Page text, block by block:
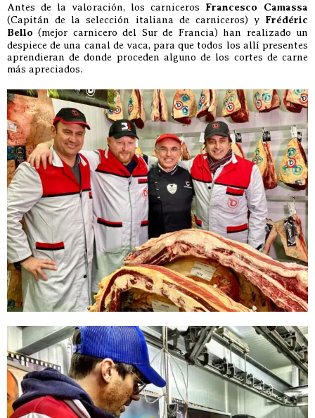
Antes de la valoración, los carniceros Francesco Camassa
(Capitán de la selección italiana de carniceros) y Frédéric
Bello (mejor carnicero del Sur de Francia) han realizado un
despiece de una canal de vaca, para que todos los allí presentes
aprendieran de donde proceden alguno de los cortes de carne
más apreciados.